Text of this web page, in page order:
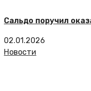
Сальдо поручил
02.01.2026
Новости